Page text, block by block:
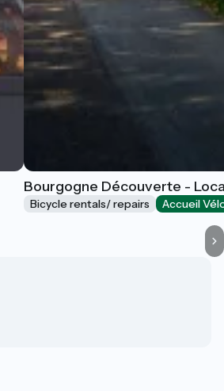
Bourgogne Découverte -
Bicycle rentals/ repairs Accueil